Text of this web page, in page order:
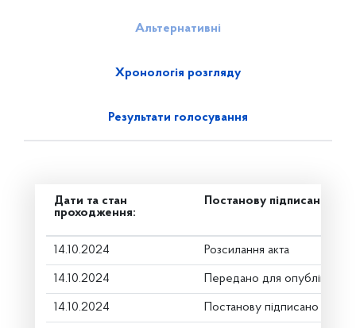
Альтернативні
Хронологія розгляду
Результати голосування
Дати та стан
проходження:
Постанову підписано
14.10.2024 Розсилання акта
14.10.2024 Передано для
14.10.2024 Постанову підписано